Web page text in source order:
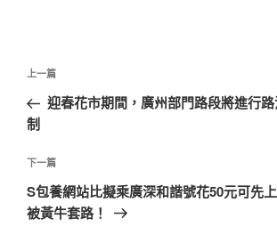
文
導
覽
上
一
篇
章
上一篇
迎春花市期間，廣州部門路段將進行
制
下
一
篇
下一篇
S包養網站比擬乘廣深和諧號花50元可先
被黃牛套路！